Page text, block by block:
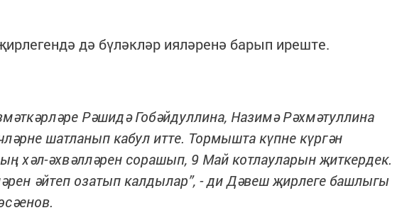
дә бүләкләр ияләренә барып иреште.
Рәшидә Гобәйдуллина, Назимә Рәхмәтуллина
шатланып кабул итте. Тормышта күпне күргән
хәл-әхвәлләрен сорашып, 9 Май котлауларын җиткердек.
әйтеп озатып калдылар”, - ди Дәвеш җирлеге башлыгы